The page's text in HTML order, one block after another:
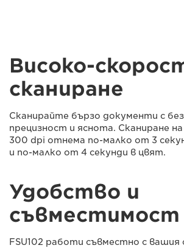
Високо-
сканиране
Сканирайте бързо документи с
прецизност и яснота. Сканиране
300 dpi отнема по-малко от 3
и по-малко от 4 секунди в цвят.
Удобство и
съвместимост
FSU102 работи съвместно с вашия